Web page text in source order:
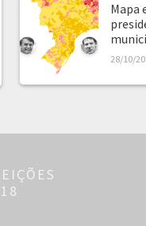
Mapa
28/10/